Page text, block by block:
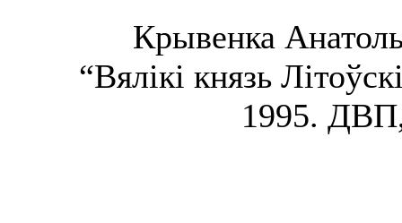
Крывенка
“Вялікі князь
1995.